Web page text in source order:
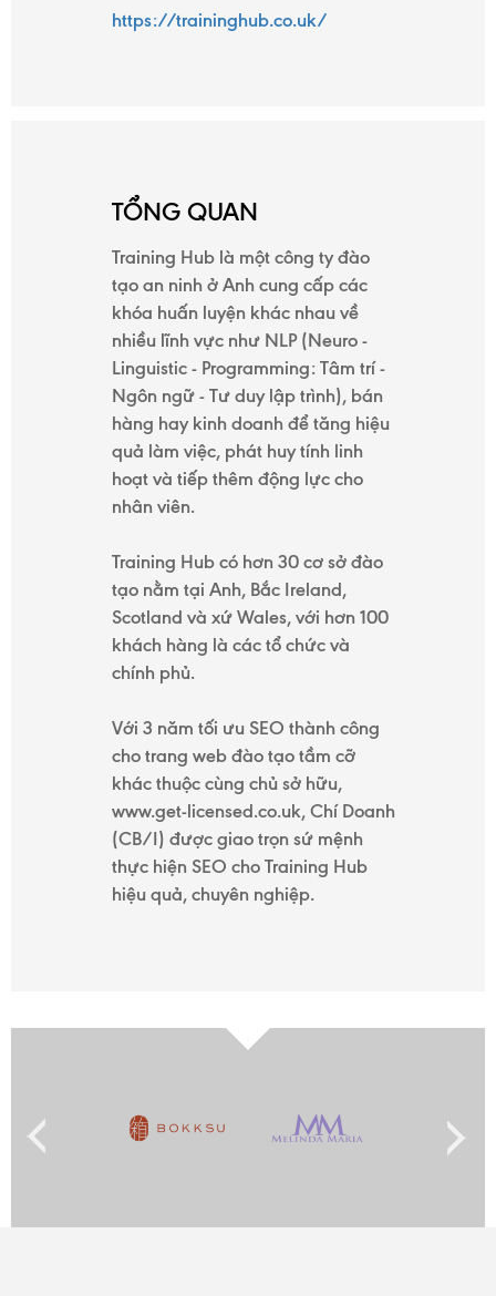
TUYỂN
DỤNG
KIẾN
THỨC
GIỚI
LIÊN
HỆ
https://traininghub.co.uk/
TỔNG QUAN
Training Hub là một công ty đào
tạo an ninh ở Anh cung cấp các
khóa huấn luyện khác nhau về
nhiều lĩnh vực như NLP (Neuro -
Linguistic - Programming: Tâm trí -
Ngôn ngữ - Tư duy lập trình), bán
hàng hay kinh doanh để tăng hiệu
quả làm việc, phát huy tính linh
hoạt và tiếp thêm động lực cho
nhân viên.
Training Hub có hơn 30 cơ sở đào
tạo nằm tại Anh, Bắc Ireland,
Scotland và xứ Wales, với hơn 100
khách hàng là các tổ chức và
chính phủ.
Với 3 năm tối ưu SEO thành công
cho trang web đào tạo tầm cỡ
khác thuộc cùng chủ sở hữu,
www.get-licensed.co.uk, Chí Doanh
(CB/I) được giao trọn sứ mệnh
thực hiện SEO cho Training Hub
hiệu quả, chuyên nghiệp.